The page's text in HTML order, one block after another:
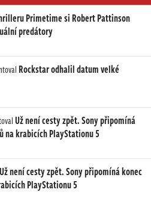
Primetime si Robert Pattinson
predátory
Rockstar odhalil datum velké
Už není cesty zpět. Sony připomíná
na krabicích PlayStationu 5
Už není cesty zpět. Sony připomíná konec
PlayStationu 5